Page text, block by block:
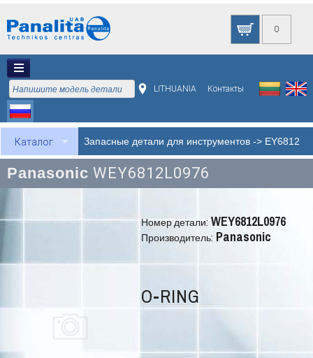
0
LITHUANIA Контакты
Каталог Запасные детали для инструментов -> EY6812
Panasonic WEY6812L0976
Номер детали: WEY6812L0976
Производитель: Panasonic
O-RING